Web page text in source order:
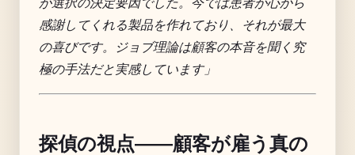
感謝してくれる製品を作れており、それが最大
の喜びです。ジョブ理論は顧客の本音を聞く究
極の手法だと実感しています」
探偵の視点——顧客が雇う真の